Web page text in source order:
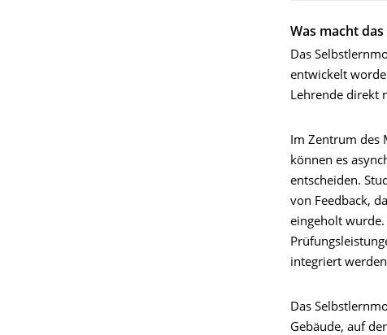
Was macht
Das
entwickelt
Lehrende direkt
Im Zentrum des
können es
entscheiden.
von Feedback,
eingeholt
integriert
Das
Gebäude, auf